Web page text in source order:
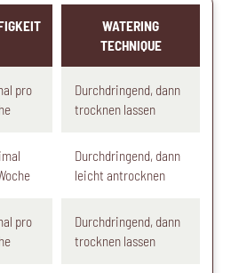
WATERING
TECHNIQUE
pro
Durchdringend, dann
trocknen lassen
Durchdringend, dann
leicht antrocknen
pro
Durchdringend, dann
trocknen lassen